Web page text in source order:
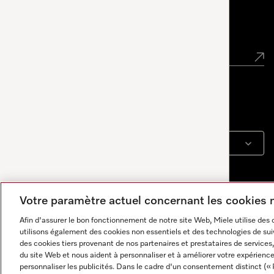
Votre paramètre actuel concernant les
Afin d'assurer le bon fonctionnement de notre site Web, Miele utilise
utilisons également des cookies non essentiels et des technologies de
des cookies tiers provenant de nos partenaires et prestataires de
du site Web et nous aident à personnaliser et à améliorer votre
personnaliser les publicités. Dans le cadre d'un consentement distinct